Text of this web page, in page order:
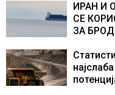
ИРАН И
СЕ
ЗА